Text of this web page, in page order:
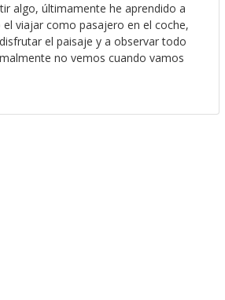
algo, últimamente he aprendido a
viajar como pasajero en el coche,
el paisaje y a observar todo
no vemos cuando vamos